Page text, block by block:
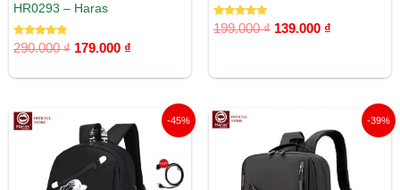
HR0293 – Haras
Được xếp
hạng
290.000₫ 179.000 ₫
Được xếp
hạng
199.000₫ 139.000 ₫
-45%
gốc
là:
290.000 ₫.
hiện
tại
là:
159.000 ₫.
-39%
gốc
là:
279.000 ₫.
hiện
tại
là:
169.000 ₫.